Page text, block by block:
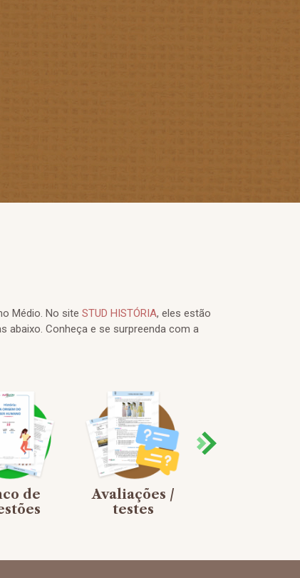
Médio. No site STUD HISTÓRIA, eles estão
abaixo. Conheça e se surpreenda com a
de
Avaliações /
testes